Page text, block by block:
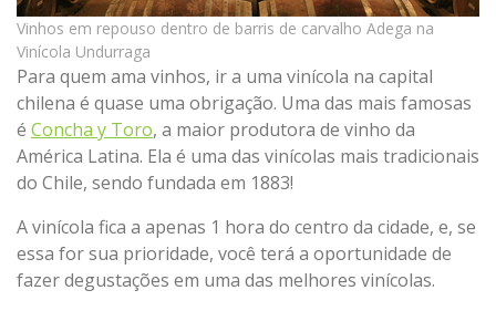
Vinhos em repouso dentro de barris de carvalho Adega na
Vinícola Undurraga
Para quem ama vinhos, ir a uma vinícola na capital
chilena é quase uma obrigação. Uma das mais famosas
é Concha y Toro, a maior produtora de vinho da
América Latina. Ela é uma das vinícolas mais tradicionais
do Chile, sendo fundada em 1883!
A vinícola fica a apenas 1 hora do centro da cidade, e, se
essa for sua prioridade, você terá a oportunidade de
fazer degustações em uma das melhores vinícolas.